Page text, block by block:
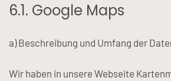
6.1. Google Maps
a) Beschreibung und Umfang der
Wir haben in unsere Webseite